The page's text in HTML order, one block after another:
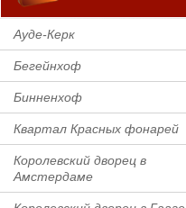
Ауде-Керк
Бегейнхоф
Бинненхоф
Квартал Красных фонарей
Королевский дворец в
Амстердаме